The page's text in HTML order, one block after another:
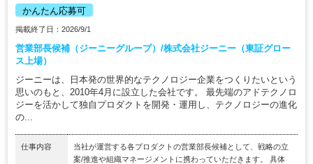
かんたん応募可
掲載終了日：2026/9/1
営業部長候補（ジーニーグループ）/株式会社ジーニー（東証グロー
ス上場）
ジーニーは、日本発の世界的なテクノロジー企業をつくりたいという
思いのもと、2010年4月に設立した会社です。 最先端のアドテクノロ
ジーを活かして独自プロダクトを開発・運用し、テクノロジーの進化
の...
仕事内容
当社が運営する各プロダクトの営業部長候補として、戦略の立
案/推進や組織マネージメントに携わっていただきます。 具体